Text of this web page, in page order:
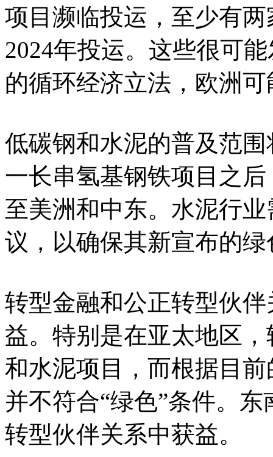
项目濒临投运，至少有
2024年投运。这些很可
的循环经济立法，欧洲
低碳钢和水泥的普及范
一长串氢基钢铁项目之
至美洲和中东。水泥行
议，以确保其新宣布的
转型金融和公正转型伙
益。特别是在亚太地区
和水泥项目，而根据目
并不符合“绿色”条件。
转型伙伴关系中获益。